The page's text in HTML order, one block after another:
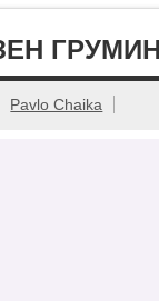
Pavlo Chaika